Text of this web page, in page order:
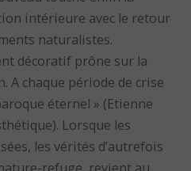
intérieure avec le retour
naturalistes.
décoratif prône sur la
A chaque période de crise
éternel » (Etienne
Lorsque les
les vérités d’autrefois